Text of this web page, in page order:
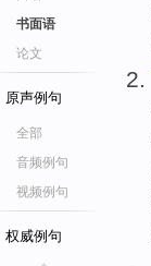
书面语
论文
原声例句
全部
音频例句
视频例句
权威例句